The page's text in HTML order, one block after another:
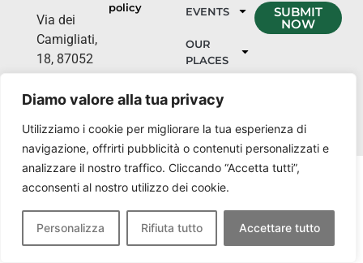
Diamo valore alla tua privacy
Utilizziamo i cookie per migliorare la tua esperienza di
navigazione, offrirti pubblicità o contenuti personalizzati e
analizzare il nostro traffico. Cliccando “Accetta tutti”,
acconsenti al nostro utilizzo dei cookie.
Personalizza Rifiuta tutto Accettare tutto
Via dei
Camigliati,
18, 87052
Silano CS
policy
EVENTS
OUR
PLACES
SUBMIT
NOW